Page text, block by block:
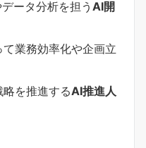
ータ分析を担う AI開
業務効率化や企画立
を推進するAI推進人